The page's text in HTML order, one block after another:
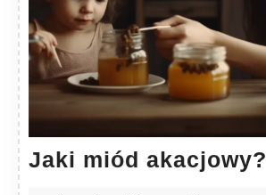
Jaki miód akacjowy?